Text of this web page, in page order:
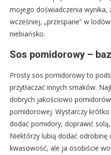
mojego doświadczenia
wcześniej, „przespane” w
niebiańsko.
Sos pomidorowy –
Prosty sos pomidorowy to
przytłaczać innych smaków.
dobrych jakościowo
pomidorowej. Wystarczy
dodać pomidory, doprawić
Niektórzy lubią dodać odrobinę
kwasowość, ale ja osobiście